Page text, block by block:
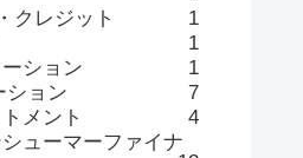
クレジット
1
1
ション
1
ション
7
メント
4
ューマーファイナ